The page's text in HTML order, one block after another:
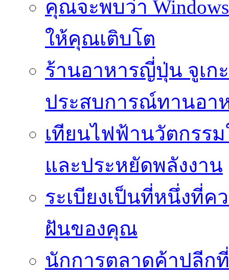
คุณจะพบว่า
ให้คุณเติบโต
ร้านอาหารญี่ปุ่น จูเก
ประสบการณ์ทานอา
เทียนไฟฟ้านวัตกรร
และประหยัดพลังงาน
ระเบียงเป็นที่หนึ่งที่ค
ฝันของคุณ
นักการตลาดค้าปลีก